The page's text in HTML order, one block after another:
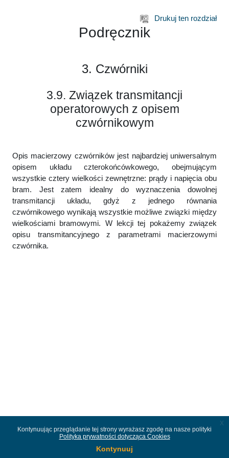
Kontynuując przeglądanie tej strony wyrażasz zgodę na nasze polityki
Polityka prywatności dotycząca Cookies
Kontynuuj
x
Drukuj ten rozdział
Podręcznik
3. Czwórniki
3.9. Związek transmitancji
operatorowych z opisem
czwórnikowym
Opis macierzowy czwórników jest najbardziej uniwersalnym
opisem układu czterokońcówkowego, obejmującym
wszystkie cztery wielkości zewnętrzne: prądy i napięcia obu
bram. Jest zatem idealny do wyznaczenia dowolnej
transmitancji układu, gdyż z jednego równania
czwórnikowego wynikają wszystkie możliwe związki między
wielkościami bramowymi. W lekcji tej pokażemy związek
opisu transmitancyjnego z parametrami macierzowymi
czwórnika.